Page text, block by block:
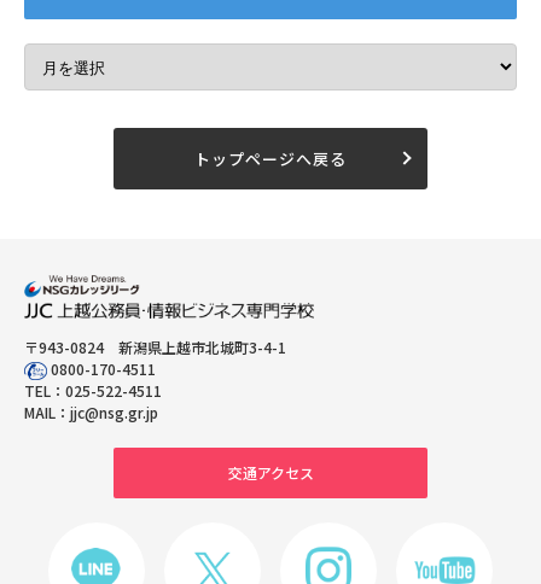
トップページへ戻る
〒943-0824 新潟県上越市北城町3-4-1
0800-170-4511
TEL： 025-522-4511
MAIL： jjc@nsg.gr.jp
交通アクセス